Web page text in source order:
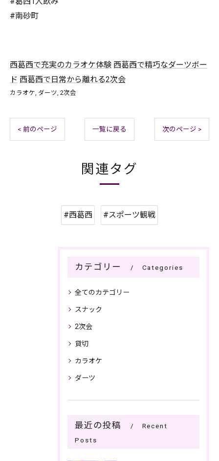
#南砂町
西葛西で充実のカラオケ体験 西葛西で精巧なダーツボー
ド 西葛西で日常から離れる2次会
カラオケ ダーツ 2次会
< 前のページ 一覧に戻る 次のページ >
関連タグ
#西葛西 #スポーツ観戦
カテゴリー Categories
全てのカテゴリー
スナック
2次会
貸切
カラオケ
ダーツ
最近の投稿
Recent
Posts